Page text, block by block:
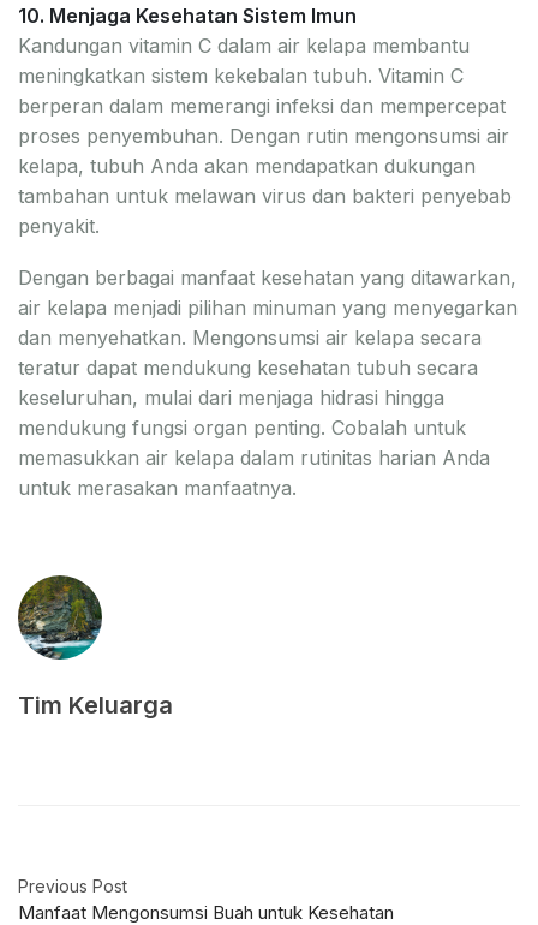
10. Menjaga Kesehatan Sistem Imun
Kandungan vitamin C dalam air kelapa membantu
meningkatkan sistem kekebalan tubuh. Vitamin C
berperan dalam memerangi infeksi dan mempercepat
proses penyembuhan. Dengan rutin mengonsumsi air
kelapa, tubuh Anda akan mendapatkan dukungan
tambahan untuk melawan virus dan bakteri penyebab
penyakit.
Dengan berbagai manfaat kesehatan yang ditawarkan,
air kelapa menjadi pilihan minuman yang menyegarkan
dan menyehatkan. Mengonsumsi air kelapa secara
teratur dapat mendukung kesehatan tubuh secara
keseluruhan, mulai dari menjaga hidrasi hingga
mendukung fungsi organ penting. Cobalah untuk
memasukkan air kelapa dalam rutinitas harian Anda
untuk merasakan manfaatnya.
Tim Keluarga
Previous Post
Manfaat Mengonsumsi Buah untuk Kesehatan